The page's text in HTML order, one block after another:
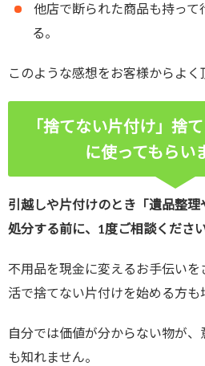
他店で断られた商品も持って
る。
このような感想をお客様からよく
「捨てない片付け」捨
に使ってもらい
引越しや片付けのとき「遺品整
処分する前に、1度ご相談ください
不用品を現金に変えるお手伝い
活で捨てない片付けを始める方も
自分では価値が分からない物が
も知れません。